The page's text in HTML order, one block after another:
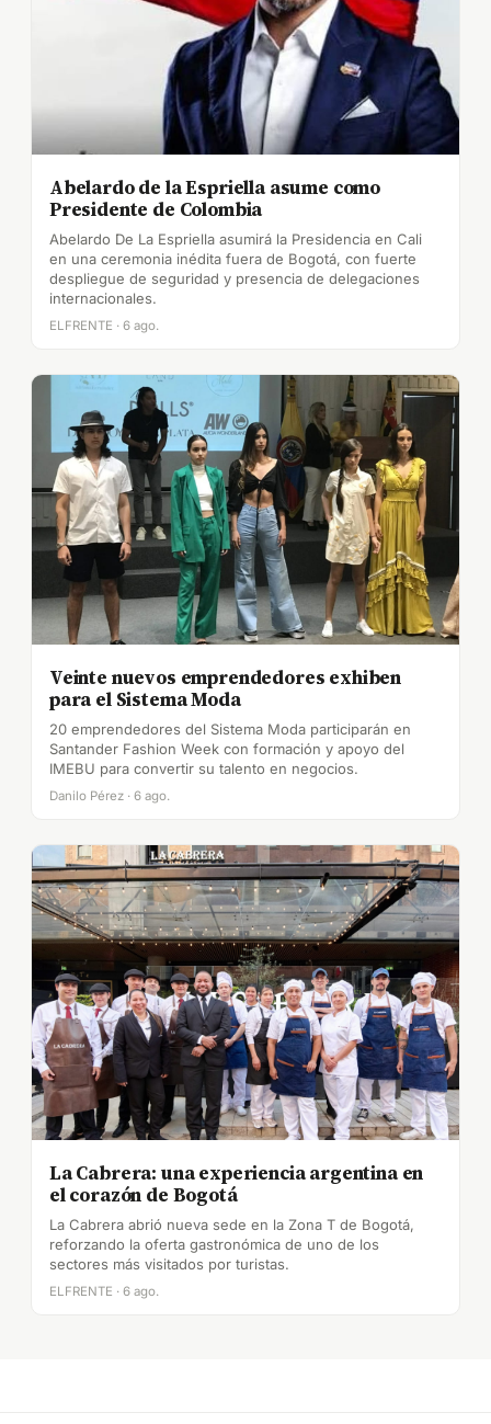
Abelardo de la Espriella asume como
Presidente de Colombia
Abelardo De La Espriella asumirá la Presidencia en Cali
en una ceremonia inédita fuera de Bogotá, con fuerte
despliegue de seguridad y presencia de delegaciones
internacionales.
ELFRENTE · 6 ago.
Veinte nuevos emprendedores exhiben
para el Sistema Moda
20 emprendedores del Sistema Moda participarán en
Santander Fashion Week con formación y apoyo del
IMEBU para convertir su talento en negocios.
Danilo Pérez · 6 ago.
La Cabrera: una experiencia argentina en
el corazón de Bogotá
La Cabrera abrió nueva sede en la Zona T de Bogotá,
reforzando la oferta gastronómica de uno de los
sectores más visitados por turistas.
ELFRENTE · 6 ago.